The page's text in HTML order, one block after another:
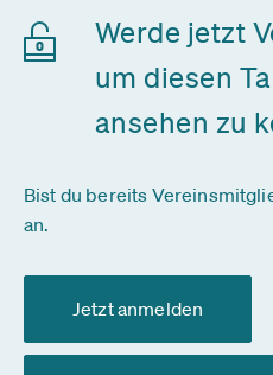
Werde jetzt
um diesen
ansehen zu
Bist du bereits
an.
Jetzt anmelden